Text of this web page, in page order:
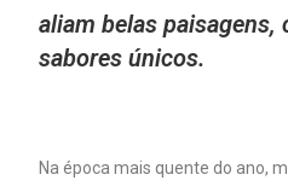
aliam belas paisagens,
sabores únicos.
Na época mais quente do ano,